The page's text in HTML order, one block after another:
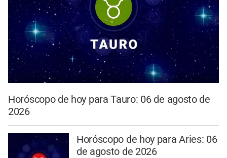
Horóscopo de hoy para Tauro: 06 de agosto de
2026
Horóscopo de hoy para Aries: 06
de agosto de 2026